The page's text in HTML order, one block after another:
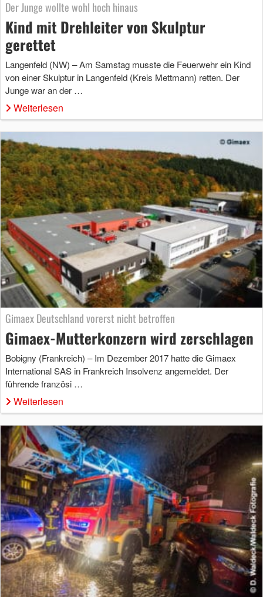
Der Junge wollte wohl hoch hinaus
Kind mit Drehleiter von Skulptur
gerettet
Langenfeld (NW) – Am Samstag musste die Feuerwehr ein Kind
von einer Skulptur in Langenfeld (Kreis Mettmann) retten. Der
Junge war an der …
Weiterlesen
Gimaex Deutschland vorerst nicht betroffen
Gimaex-Mutterkonzern wird zerschlagen
Bobigny (Frankreich) – Im Dezember 2017 hatte die Gimaex
International SAS in Frankreich Insolvenz angemeldet. Der
führende französi …
Weiterlesen